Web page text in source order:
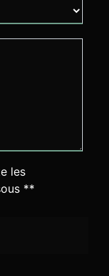
les
**